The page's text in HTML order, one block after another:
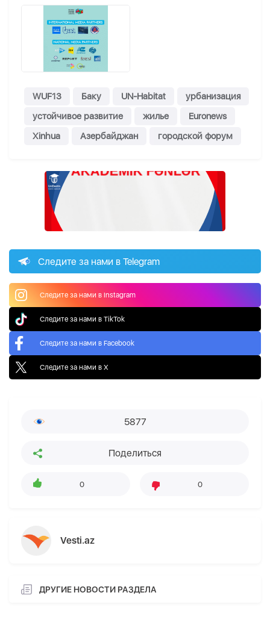
WUF13 Баку UN-Habitat
урбанизация
устойчивое развитие
жилье
Euronews
Xinhua
Азербайджан городской форум
Следите за нами в Telegram
Следите за нами в Instagram
Следите за нами в TikTok
Следите за нами в Facebook
Следите за нами в X
5877
Поделиться
0 0
Vesti.az
ДРУГИЕ НОВОСТИ РАЗДЕЛА